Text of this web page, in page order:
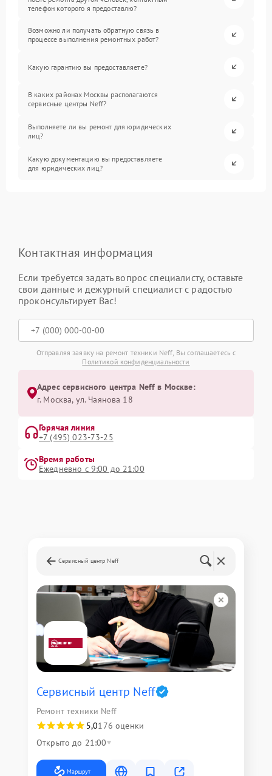
телефон которого я предоставлю?
Возможно ли получать обратную связь в
процессе выполнения ремонтных работ?
Какую гарантию вы предоставляете?
В каких районах Москвы располагаются
сервисные центры Neff?
Выполняете ли вы ремонт для юридических
лиц?
Какую документацию вы предоставляете
для юридических лиц?
Контактная информация
Если требуется задать вопрос специалисту, оставьте
свои данные и дежурный специалист с радостью
проконсультирует Вас!
Отправляя заявку на ремонт техники Neff, Вы соглашаетесь с
Политикой конфиденциальности
Адрес сервисного центра Neff в Москве:
г. Москва, ул. Чаянова 18
Горячая линия
+7 (495) 023-73-25
Время работы
Ежедневно с 9:00 до 21:00
Сервисный центр Neff
Сервисный центр Neff
Ремонт техники Neff
5,0176 оценки
Открыто до 21:00
Маршрут